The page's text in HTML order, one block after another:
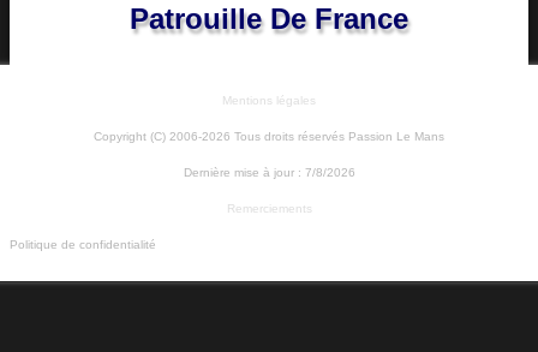
Patrouille De France
Mentions légales
Copyright (C) 2006-2026 Tous droits réservés Passion Le Mans
Dernière mise à jour : 7/8/2026
Remerciements
Politique de confidentialité